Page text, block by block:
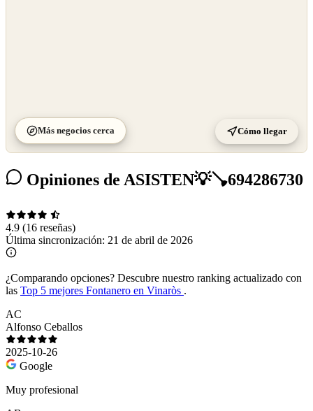
Más negocios cerca Cómo llegar
Opiniones de ASISTEN💡🪠694286730
4.9 (16 reseñas)
Última sincronización: 21 de abril de 2026
¿Comparando opciones? Descubre nuestro ranking actualizado con
las Top 5 mejores Fontanero en Vinaròs .
AC
Alfonso Ceballos
2025-10-26
Google
Muy profesional